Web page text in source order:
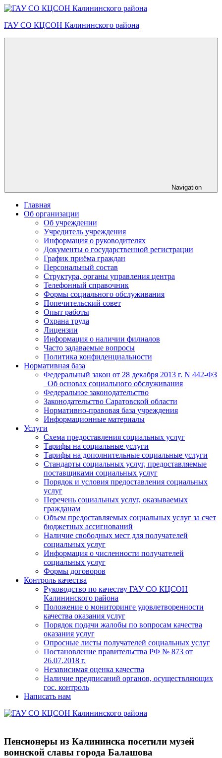
Skip
content
ГАУ СО КЦСОН Калининского района
Navigation
Главная
Об организации
Об учреждении
Учредитель учреждения
Информация о руководителях
Документы о государственной регистрации
График приёма граждан
Персональный состав
Структура, органы управления центра
Телефонный справочник
Формы социального обслуживания
Попечительский совет
Опыт работы
Охрана труда
Лицензии
Информация о наличии филиалов
Часто задаваемые вопросы
Политика конфиденциальности
Нормативная база
Федеральный закон от 28 декабря 2013 г. N 442-ФЗ
_Об основах социального обслуживания
Федеральное законодательство
Законодательство Саратовской области
Нормативно-правовая база учреждения
Информационные материалы
Услуги
Схема предоставления социальных услуг
Тарифы на социальные услуги
Тарифы на дополнительные социальные услуги
Стандарты социальных услуг, предоставляемые
поставщиками социальных услуг
Порядок и условия предоставления социальных
услуг
Перечень социальных услуг, оказываемых
гражданам
Объем предоставляемых социальных услуг за счет
бюджетных ассигнований
Наличие свободных мест для получателей
социальных услуг
Информация о численности получателей
социальных услуг
Формы договоров
Контроль качества
Руководство по качеству ГАУ СО КЦСОН
Калининского района
Положение о мониторинге удовлетворенности
качества оказания услуг
Порядок подачи жалобы по вопросам качества
оказания услуг
Опросные листы получателей социальных услуг
Постановление правительства РФ № 873 от
26.07.2018 г.
Независимая оценка качества
Наличие предписаний органов, осуществляющих
гос. контроль
Написать нам
Пенсионеры из Калининска посетили музей
воинской славы города Балашова